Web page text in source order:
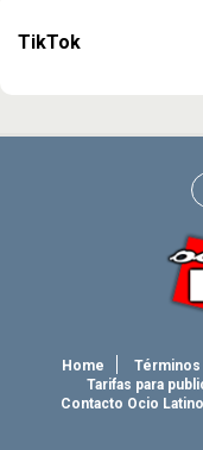
TikTok
Home Términos
Tarifas para
Contacto Ocio